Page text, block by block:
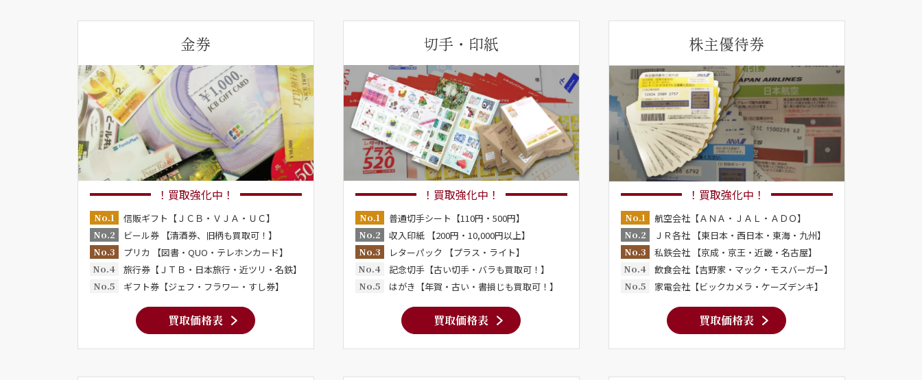
金券
！買取強化中！
No.1
信販ギフト【ＪＣＢ・ＶＪＡ・ＵＣ】
No.2
ビール券 【清酒券、旧柄も買取可！】
No.3
プリカ 【図書・QUO・テレホンカード】
No.4
旅行券【ＪＴＢ・日本旅行・近ツリ・名鉄】
No.5
ギフト券【ジェフ・フラワー・すし券】
買取価格表
切手・印紙
！買取強化中！
No.1
普通切手シート【110円・500円】
No.2
収入印紙 【200円・10,000円以上】
No.3
レターパック 【プラス・ライト】
No.4
記念切手【古い切手・バラも買取可！】
No.5
はがき【年賀・古い・書損じも買取可！】
買取価格表
株主優待券
！買取強化中！
No.1
航空会社【ＡＮＡ・ＪＡＬ・ＡＤＯ】
No.2
ＪＲ各社 【東日本・西日本・東海・九州】
No.3
私鉄会社 【京成・京王・近畿・名古屋】
No.4
飲食会社【吉野家・マック・モスバーガー】
No.5
家電会社【ビックカメラ・ケーズデンキ】
買取価格表